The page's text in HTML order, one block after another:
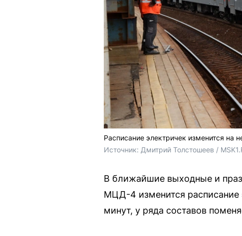
Расписание электричек изменится на
Источник: Дмитрий Толстошеев /
В ближайшие выходные и
МЦД-4 изменится расписание
минут, у ряда составов